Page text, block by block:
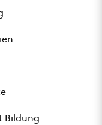
Bildung